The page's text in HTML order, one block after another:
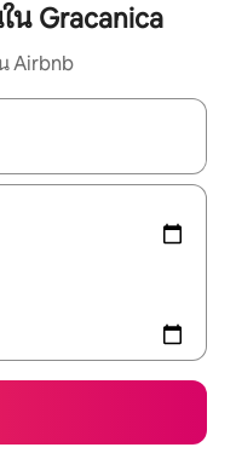
Gracanica
Airbnb
เพื่อสำรวจผลการค้นหา